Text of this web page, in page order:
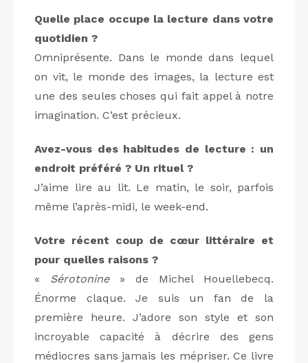
Quelle place occupe la lecture dans votre
quotidien ?
Omniprésente. Dans le monde dans lequel
on vit, le monde des images, la lecture est
une des seules choses qui fait appel à notre
imagination. C’est précieux.
Avez-vous des habitudes de lecture : un
endroit préféré ? Un rituel ?
J’aime lire au lit. Le matin, le soir, parfois
même l’après-midi, le week-end.
Votre récent coup de cœur littéraire et
pour quelles raisons ?
« Sérotonine» de Michel Houellebecq.
Énorme claque. Je suis un fan de la
première heure. J’adore son style et son
incroyable capacité à décrire des gens
médiocres sans jamais les mépriser. Ce livre